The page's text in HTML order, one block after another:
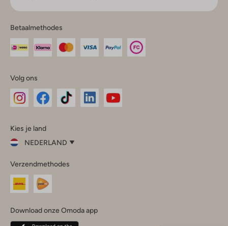
Betaalmethodes
Volg ons
InstagramFacebook
Kies je land
NEDERLAND
je
land
Nederland
Belgique(Français)
Verzendmethodes
Download onze Omoda app